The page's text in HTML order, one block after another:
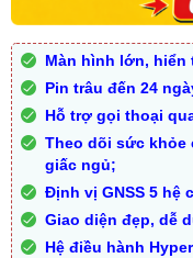
Màn hình lớn,
Pin trâu đến 24
Hỗ trợ gọi thoại
Theo dõi sức khỏe
giấc ngủ;
Định vị GNSS 5 hệ
Giao diện đẹp, dễ
Hệ điều hành